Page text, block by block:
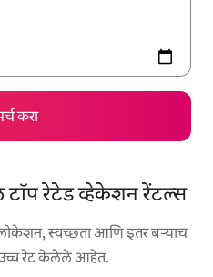
करा
टॉप रेटेड व्हेकेशन रेंटल्स
स्वच्छता आणि इतर बऱ्याच
उच्च रेट केलेले आहेत.